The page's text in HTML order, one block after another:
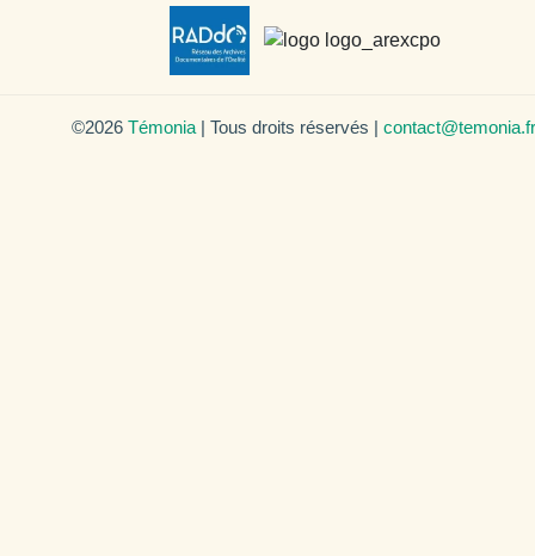
©2026 Témonia | Tous droits réservés | contact@temonia.fr